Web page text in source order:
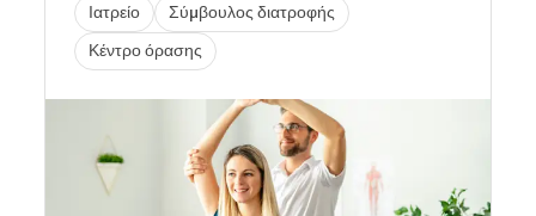
Ιατρείο
Σύμβουλος διατροφής
Κέντρο όρασης